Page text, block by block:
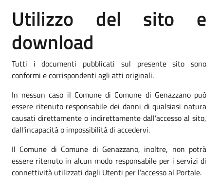
Utilizzo del sito e
download
Tutti i documenti pubblicati sul presente sito sono
conformi e corrispondenti agli atti originali.
In nessun caso il Comune di Comune di Genazzano può
essere ritenuto responsabile dei danni di qualsiasi natura
causati direttamente o indirettamente dall'accesso al sito,
dall'incapacità o impossibilità di accedervi.
Il Comune di Comune di Genazzano, inoltre, non potrà
essere ritenuto in alcun modo responsabile per i servizi di
connettività utilizzati dagli Utenti per l’accesso al Portale.